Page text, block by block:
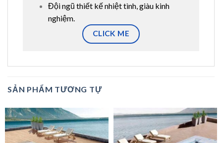
Đội ngũ thiết kế nhiệt tình, giàu kinh
nghiệm.
CLICK ME
SẢN PHẨM TƯƠNG TỰ